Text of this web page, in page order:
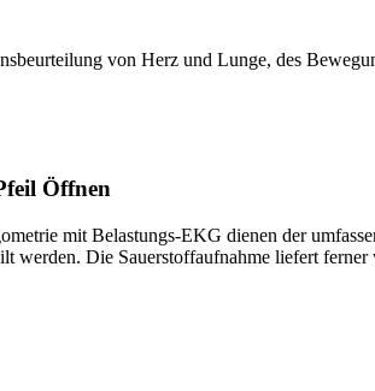
von Herz und Lunge, des
mit Belastungs-EKG dienen der
werden. Die Sauerstoffaufnahme liefert